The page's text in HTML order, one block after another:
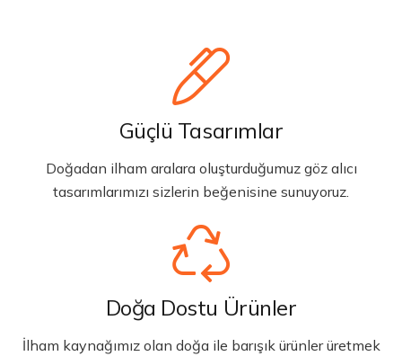
Güçlü Tasarımlar
Doğadan ilham aralara oluşturduğumuz göz alıcı
tasarımlarımızı sizlerin beğenisine sunuyoruz.
Doğa Dostu Ürünler
İlham kaynağımız olan doğa ile barışık ürünler üretmek